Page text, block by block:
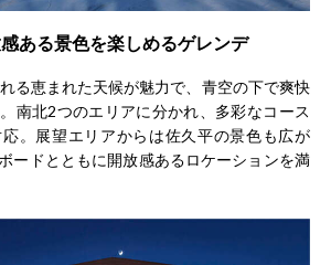
ある景色を楽しめるゲレンデ
る恵まれた天候が魅力で、青空の下で爽快
南北2つのエリアに分かれ、多彩なコース
。展望エリアからは佐久平の景色も広が
ードとともに開放感あるロケーションを満